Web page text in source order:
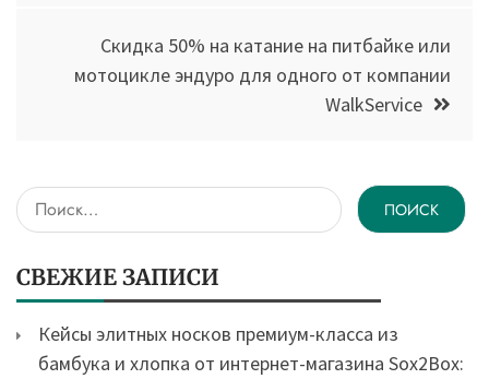
Скидка 50% на катание на питбайке или
мотоцикле эндуро для одного от компании
WalkService
Найти:
СВЕЖИЕ ЗАПИСИ
Кейсы элитных носков премиум-класса из
бамбука и хлопка от интернет-магазина Sox2Box: